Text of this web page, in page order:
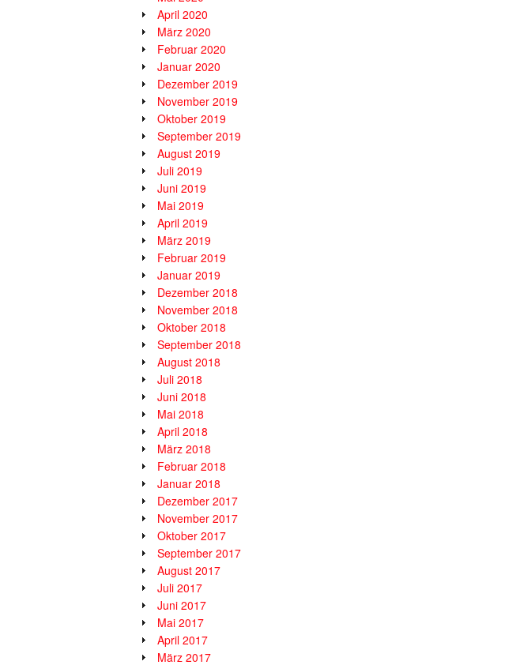
April 2020
März 2020
Februar 2020
Januar 2020
Dezember 2019
November 2019
Oktober 2019
September 2019
August 2019
Juli 2019
Juni 2019
Mai 2019
April 2019
März 2019
Februar 2019
Januar 2019
Dezember 2018
November 2018
Oktober 2018
September 2018
August 2018
Juli 2018
Juni 2018
Mai 2018
April 2018
März 2018
Februar 2018
Januar 2018
Dezember 2017
November 2017
Oktober 2017
September 2017
August 2017
Juli 2017
Juni 2017
Mai 2017
April 2017
März 2017